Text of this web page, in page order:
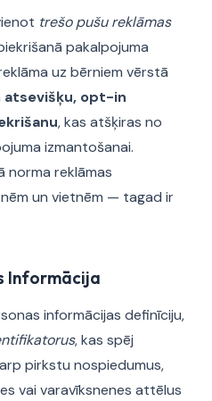
trešo pušu reklāmas
pakalpojuma
uz bērniem vērstā
atsevišķu, opt-in
, kas atšķiras no
izmantošanai.
norma reklāmas
un vietnēm — tagad ir
Informācija
informācijas definīciju,
, kas spēj
pirkstu nospiedumus,
vai varavīksnenes attēlus